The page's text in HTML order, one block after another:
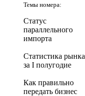
Темы номера:
Статус
параллельного
импорта
Статистика рынка
за I полугодие
Как правильно
передать бизнес